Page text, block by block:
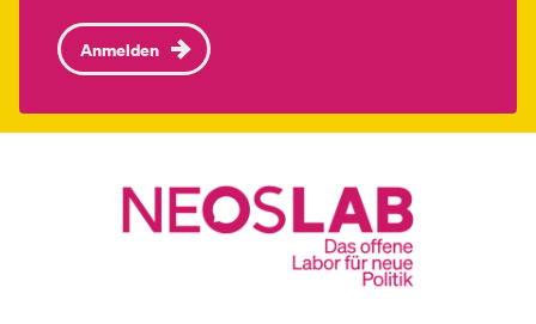
Anmelden